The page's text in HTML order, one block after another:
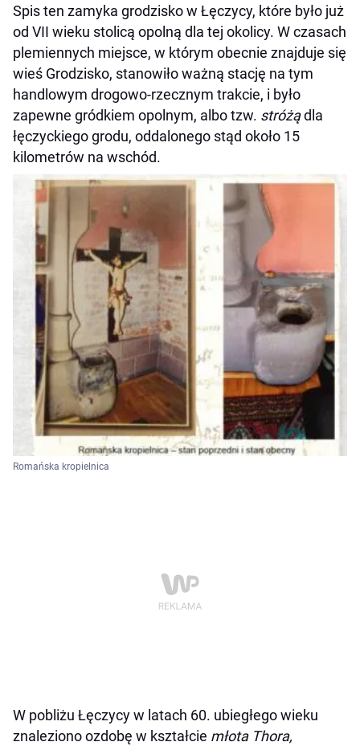
Spis ten zamyka grodzisko w Łęczycy, które było już
od VII wieku stolicą opolną dla tej okolicy. W czasach
plemiennych miejsce, w którym obecnie znajduje się
wieś Grodzisko, stanowiło ważną stację na tym
handlowym drogowo-rzecznym trakcie, i było
zapewne gródkiem opolnym, albo tzw. stróżądla
łęczyckiego grodu, oddalonego stąd około 15
kilometrów na wschód.
Romańska kropielnica
W pobliżu Łęczycy w latach 60. ubiegłego wieku
znaleziono ozdobę w kształcie młota Thora,